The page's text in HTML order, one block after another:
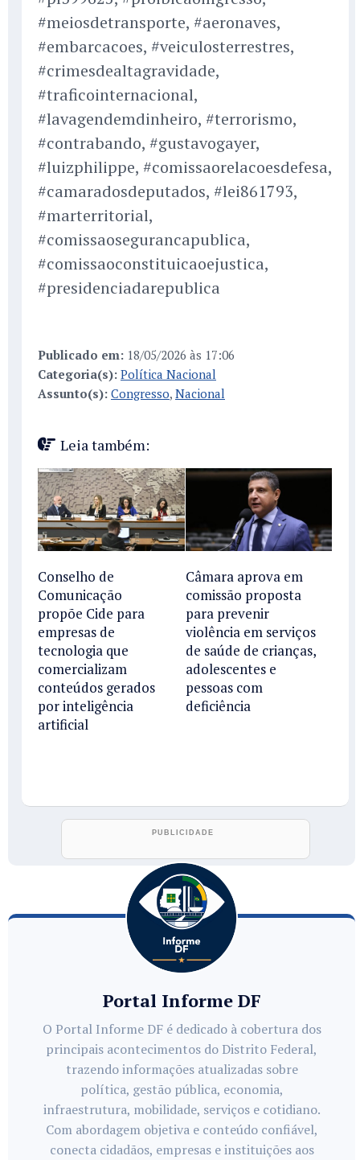
#meiosdetransporte, #aeronaves,
#embarcacoes, #veiculosterrestres,
#crimesdealtagravidade,
#traficointernacional,
#lavagendemdinheiro, #terrorismo,
#contrabando, #gustavogayer,
#luizphilippe, #comissaorelacoesdefesa,
#camaradosdeputados, #lei861793,
#marterritorial,
#comissaosegurancapublica,
#comissaoconstituicaoejustica,
#presidenciadarepublica
Publicado em: 18/05/2026 às 17:06
Categoria(s): Política Nacional
Assunto(s): Congresso, Nacional
Leia também:
Conselho de
Comunicação
propõe Cide para
empresas de
tecnologia que
comercializam
conteúdos gerados
por inteligência
artificial
Câmara aprova em
comissão proposta
para prevenir
violência em serviços
de saúde de crianças,
adolescentes e
pessoas com
deficiência
Portal Informe DF
O Portal Informe DF é dedicado à cobertura dos
principais acontecimentos do Distrito Federal,
trazendo informações atualizadas sobre
política, gestão pública, economia,
infraestrutura, mobilidade, serviços e cotidiano.
Com abordagem objetiva e conteúdo confiável,
conecta cidadãos, empresas e instituições aos